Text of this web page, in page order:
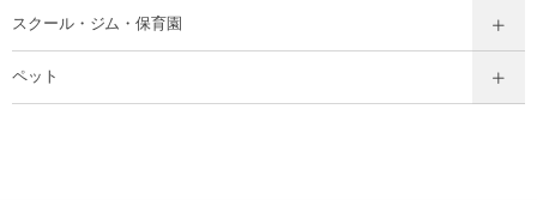
スクール・ジム・保育園
ペット